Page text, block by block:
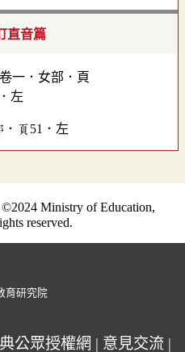
直音篇
頁51．左
Ministry of Education,
reserved.
公眾授權網 | 意見交流 |